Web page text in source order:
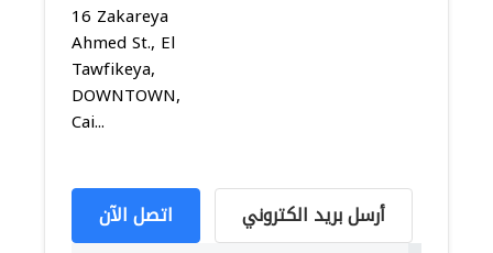
16 Zakareya
Ahmed St., El
Tawfikeya,
DOWNTOWN,
Cai...
اتصل الآن أرسل بريد الكتروني